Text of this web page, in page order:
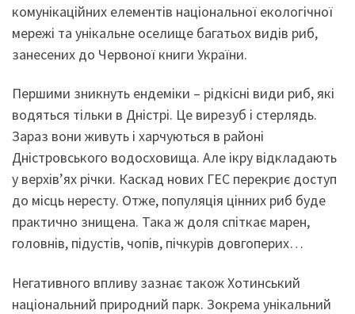
комунікаційних елементів національної екологічної
мережі та унікальне оселище багатьох видів риб,
занесених до Червоної книги України.
Першими зникнуть ендеміки – рідкісні види риб, які
водяться тільки в Дністрі. Це вирезуб і стерлядь.
Зараз вони живуть і харчуються в районі
Дністровського водосховища. Але ікру відкладають
у верхів’ях річки. Каскад нових ГЕС перекриє доступ
до місць нересту. Отже, популяція цінних риб буде
практично знищена. Така ж доля спіткає марен,
головнів, підустів, чопів, пічкурів довгоперих…
Негативного впливу зазнає також Хотинський
національний природний парк. Зокрема унікальний